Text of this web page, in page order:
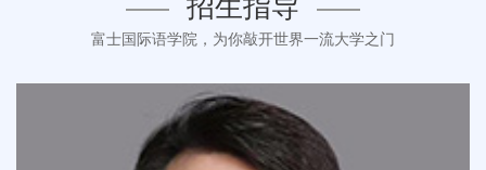
招生指导
富士国际语学院，为你敲开世界一流大学之门